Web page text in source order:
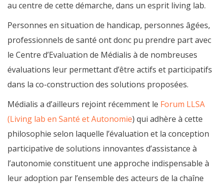
au centre de cette démarche, dans un esprit living lab.
Personnes en situation de handicap, personnes âgées,
professionnels de santé ont donc pu prendre part avec
le Centre d’Evaluation de Médialis à de nombreuses
évaluations leur permettant d’être actifs et participatifs
dans la co-construction des solutions proposées.
Médialis a d’ailleurs rejoint récemment le Forum LLSA
(Living lab en Santé et Autonomie) qui adhère à cette
philosophie selon laquelle l’évaluation et la conception
participative de solutions innovantes d’assistance à
l’autonomie constituent une approche indispensable à
leur adoption par l’ensemble des acteurs de la chaîne